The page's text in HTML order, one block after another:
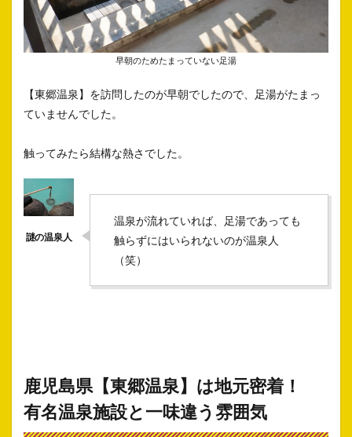
早朝のためたまっていない足湯
【東郷温泉】を訪問したのが早朝でしたので、足湯がたまっ
ていませんでした。
触ってみたら結構な熱さでした。
温泉が流れていれば、足湯であっても
触らずにはいられないのが温泉人
（笑）
鹿児島県【東郷温泉】は地元密着！
有名温泉施設と一味違う雰囲気